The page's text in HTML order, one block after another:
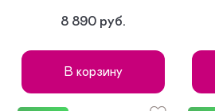
8 890 руб.
В корзину